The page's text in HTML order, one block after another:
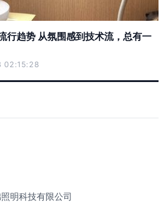
行趋势 从氛围感到技术流，总有一
02:15:28
明科技有限公司